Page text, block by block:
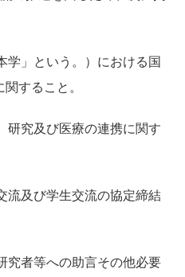
」という。）における国
すること。
究及び医療の連携に関す
及び学生交流の協定締結
者等への助言その他必要